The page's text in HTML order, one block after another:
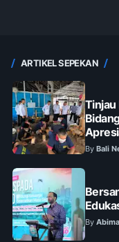
ARTIKEL SEPEKAN
Tinjau
By Bali
By